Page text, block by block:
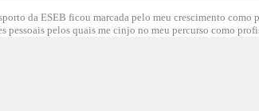
da ESEB ficou marcada pelo meu crescimento
pessoais pelos quais me cinjo no meu percurso como